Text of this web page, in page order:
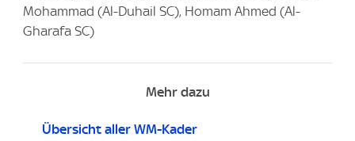
Mohammad (Al-Duhail SC), Homam Ahmed (Al-
Gharafa SC)
Mehr dazu
Übersicht aller WM-Kader